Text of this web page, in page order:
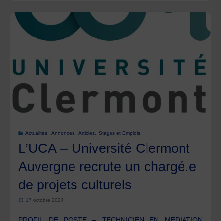
de
Coutellerie
Thiers
chargé·e
Actualités Annonces Articles Stages et Emplois
L’UCA – Université Clermont
Auvergne recrute un chargé.e
de projets culturels
17 octobre 2024